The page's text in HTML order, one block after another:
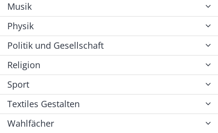
Musik
Physik
Politik und Gesellschaft
Religion
Sport
Textiles Gestalten
Wahlfächer